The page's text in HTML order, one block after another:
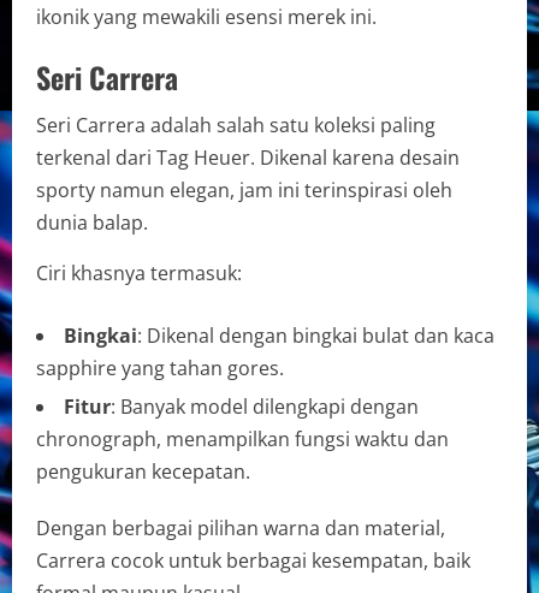
ikonik yang mewakili esensi merek ini.
Seri Carrera
Seri Carrera adalah salah satu koleksi paling
terkenal dari Tag Heuer. Dikenal karena desain
sporty namun elegan, jam ini terinspirasi oleh
dunia balap.
Ciri khasnya termasuk:
Bingkai: Dikenal dengan bingkai bulat dan kaca
sapphire yang tahan gores.
Fitur: Banyak model dilengkapi dengan
chronograph, menampilkan fungsi waktu dan
pengukuran kecepatan.
Dengan berbagai pilihan warna dan material,
Carrera cocok untuk berbagai kesempatan, baik